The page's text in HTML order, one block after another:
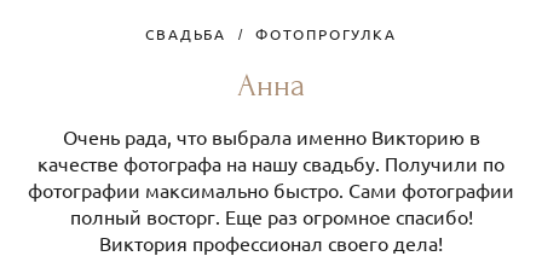
СВАДЬБА ФОТОПРОГУЛКА
Анна
Очень рада, что выбрала именно Викторию в
качестве фотографа на нашу свадьбу. Получили по
фотографии максимально быстро. Сами фотографии
полный восторг. Еще раз огромное спасибо!
Виктория профессионал своего дела!